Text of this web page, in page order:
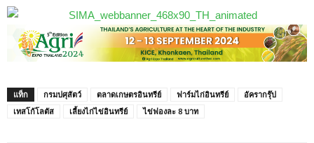
แท็ก กรมปศุสัตว์ ตลาดเกษตรอินทรีย์ ฟาร์มไก่อินทรีย์
อัครากรุ๊ป
เทสโก้โลตัส
เลี้ยงไก่ไข่อินทรีย์ ไข่ฟองละ 8 บาท